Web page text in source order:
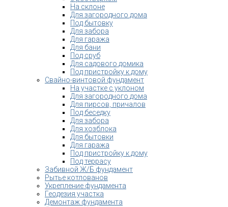
На склоне
Для загородного дома
Под бытовку
Для забора
Для гаража
Для бани
Под сруб
Для садового домика
Под пристройку к дому
Свайно-винтовой фундамент
На участке с уклоном
Для загородного дома
Для пирсов, причалов
Под беседку
Для забора
Для хозблока
Для бытовки
Для гаража
Под пристройку к дому
Под террасу
Забивной Ж/Б фундамент
Рытье котлованов
Укрепление фундамента
Геодезия участка
Демонтаж фундамента